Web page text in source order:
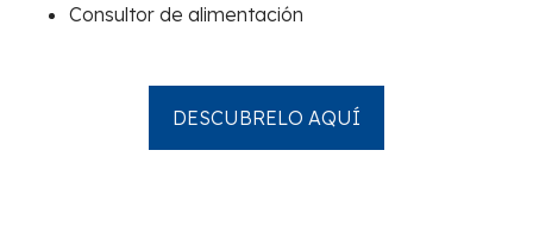
Consultor de alimentación
DESCUBRELO AQUÍ